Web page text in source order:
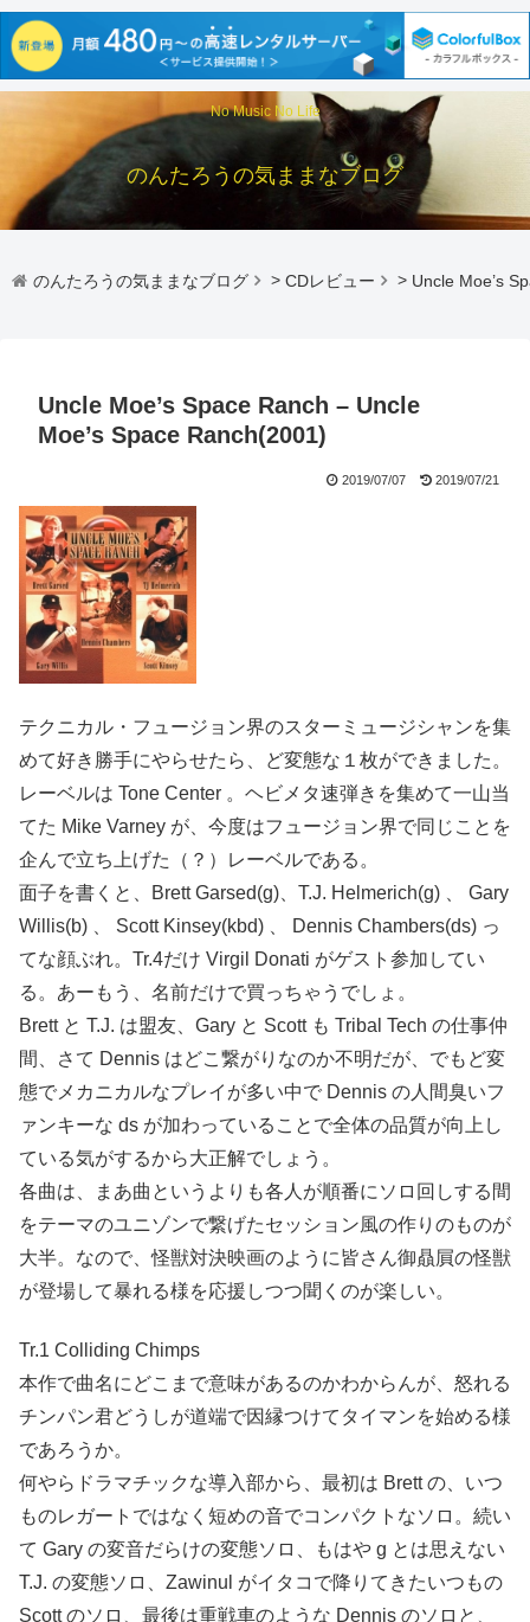
No Music No Life
のんたろうの気ままなブログ
のんたろうの気ままなブログ > CDレビュー > Uncle Moe’s
Uncle Moe’s Space Ranch – Uncle
Moe’s Space Ranch(2001)
2019/07/07 2019/07/21
テクニカル・フュージョン界のスターミュージシャンを集
めて好き勝手にやらせたら、ど変態な１枚ができました。
レーベルは Tone Center 。ヘビメタ速弾きを集めて一山当
てた Mike Varney が、今度はフュージョン界で同じことを
企んで立ち上げた（？）レーベルである。
面子を書くと、Brett Garsed(g)、T.J. Helmerich(g) 、 Gary
Willis(b) 、 Scott Kinsey(kbd) 、 Dennis Chambers(ds) っ
てな顔ぶれ。Tr.4だけ Virgil Donati がゲスト参加してい
る。あーもう、名前だけで買っちゃうでしょ。
Brett と T.J. は盟友、Gary と Scott も Tribal Tech の仕事仲
間、さて Dennis はどこ繋がりなのか不明だが、でもど変
態でメカニカルなプレイが多い中で Dennis の人間臭いフ
ァンキーな ds が加わっていることで全体の品質が向上し
ている気がするから大正解でしょう。
各曲は、まあ曲というよりも各人が順番にソロ回しする間
をテーマのユニゾンで繋げたセッション風の作りのものが
大半。なので、怪獣対決映画のように皆さん御贔屓の怪獣
が登場して暴れる様を応援しつつ聞くのが楽しい。
Tr.1 Colliding Chimps
本作で曲名にどこまで意味があるのかわからんが、怒れる
チンパン君どうしが道端で因縁つけてタイマンを始める様
であろうか。
何やらドラマチックな導入部から、最初は Brett の、いつ
ものレガートではなく短めの音でコンパクトなソロ。続い
て Gary の変音だらけの変態ソロ、もはや g とは思えない
T.J. の変態ソロ、Zawinul がイタコで降りてきたいつもの
Scott のソロ、最後は重戦車のような Dennis のソロと、